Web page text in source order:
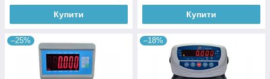
Купити Купити
–25% –18%